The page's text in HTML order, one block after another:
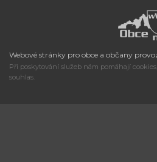
Webové stránky pro obce a občany
Při poskytování služeb nám pomáhají
souhlas.